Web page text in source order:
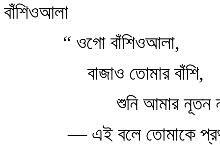
বাঁশিওআলা
“ ওগো বাঁশিওআলা,
বাজাও তোমার বাঁশি,
শুনি আমার নূতন
— এই বলে তোমাকে